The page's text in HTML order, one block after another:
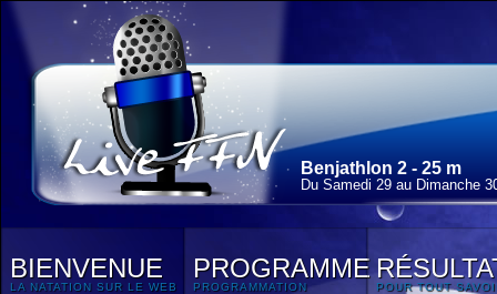
Benjathlon 2 - 25 m
Du Samedi 29 au Dimanche
BIENVENUE
LA NATATION SUR LE WEB
PROGRAMME
PROGRAMMATION POUR TOUT